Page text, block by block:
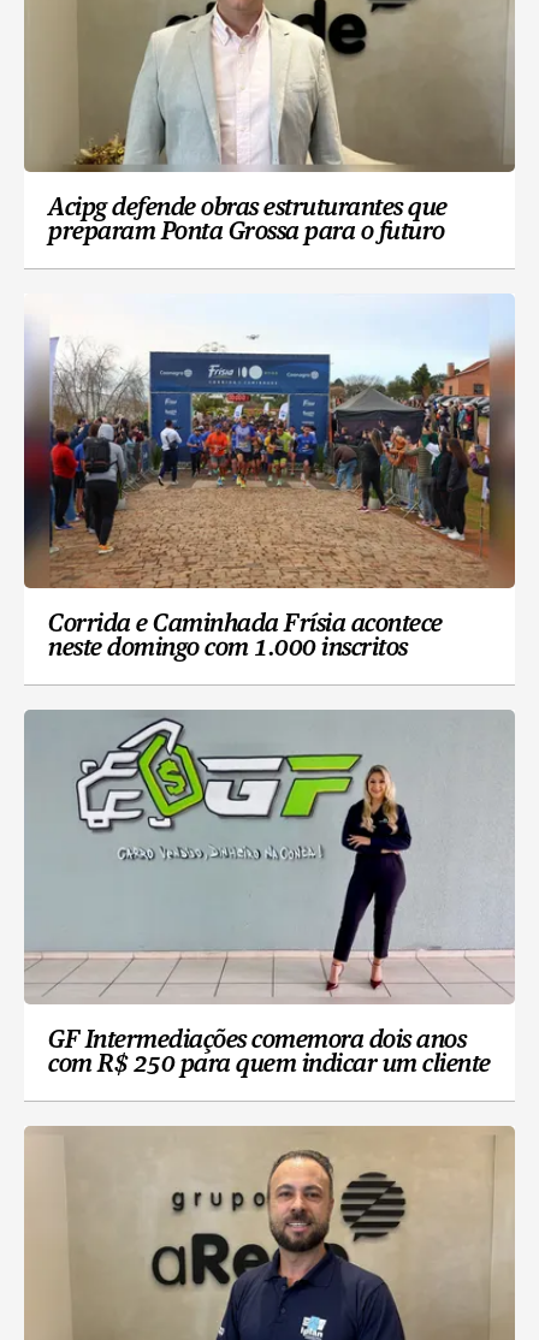
Acipg defende obras estruturantes que
preparam Ponta Grossa para o futuro
Corrida e Caminhada Frísia acontece
neste domingo com 1.000 inscritos
GF Intermediações comemora dois anos
com R$ 250 para quem indicar um cliente